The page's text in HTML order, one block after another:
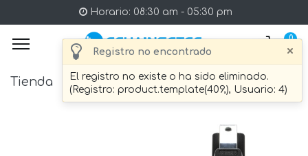
Registro no encontrado ×
El registro no existe o ha sido eliminado.
(Registro: product.template(409,), Usuario: 4)
Horario: 08:30 am - 05:30 pm
0
Tienda 11 artículo Encontrado.